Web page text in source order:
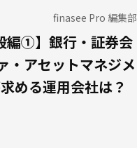
finasee Pro 編集部
編①】銀行・証券会
・アセットマネジメ
める運用会社は？